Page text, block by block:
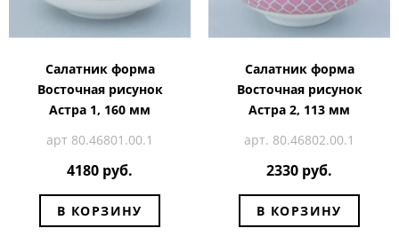
Салатник форма
Восточная рисунок
Астра 1, 160 мм
арт 80.46801.00.1
4180 руб.
В КОРЗИНУ
Салатник форма
Восточная рисунок
Астра 2, 113 мм
арт. 80.46802.00.1
2330 руб.
В КОРЗИНУ